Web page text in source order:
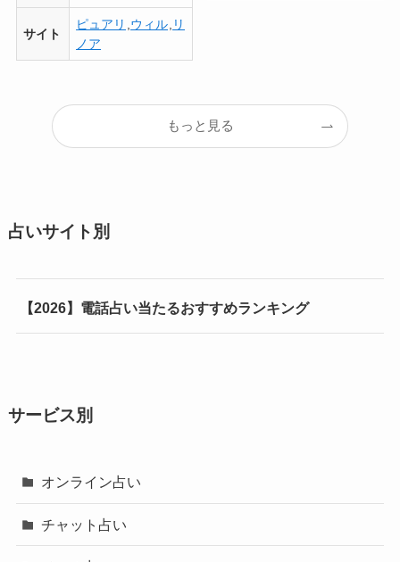
サイト
ピュアリ ,ウィル, リ
ノア
もっと見る
占いサイト別
【2026】電話占い当たるおすすめランキング
サービス別
オンライン占い
チャット占い